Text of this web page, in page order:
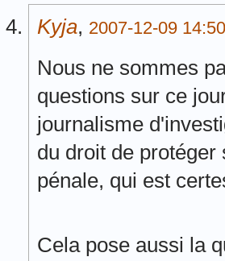
Kyja, 2007-12-09
Nous ne sommes
questions sur ce
journalisme
du droit de
pénale, qui est
Cela pose aussi la